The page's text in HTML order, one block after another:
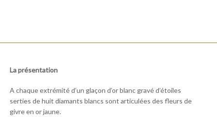
La présentation
A chaque extrémité d’un glaçon d’or blanc gravé d’étoiles
serties de huit diamants blancs sont articulées des fleurs de
givre en or jaune.